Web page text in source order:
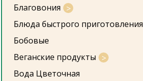
Благовония
Блюда быстрого приготовления
Бобовые
Веганские продукты
Вода Цветочная